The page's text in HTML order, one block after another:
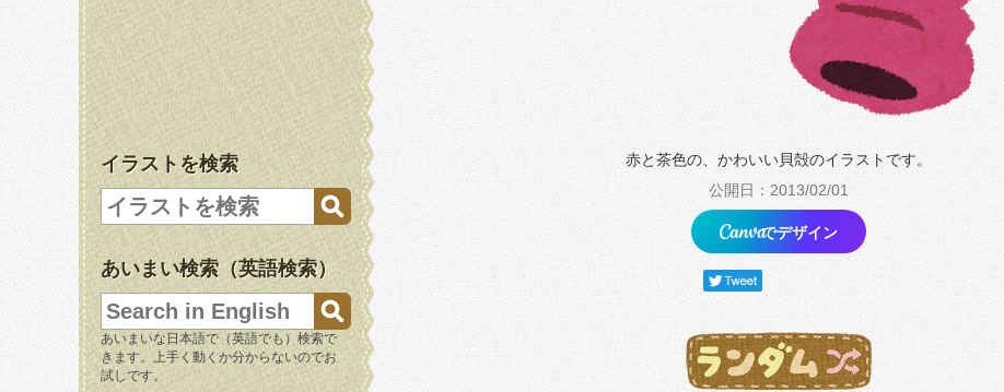
イラストを検索
あいまい検索（英語検索）
あいまいな日本語で（英語でも）検索で
きます。上手く動くか分からないのでお
試しです。
赤と茶色の、かわいい貝殻のイラストです。
公開日：2013/02/01
でデザイン